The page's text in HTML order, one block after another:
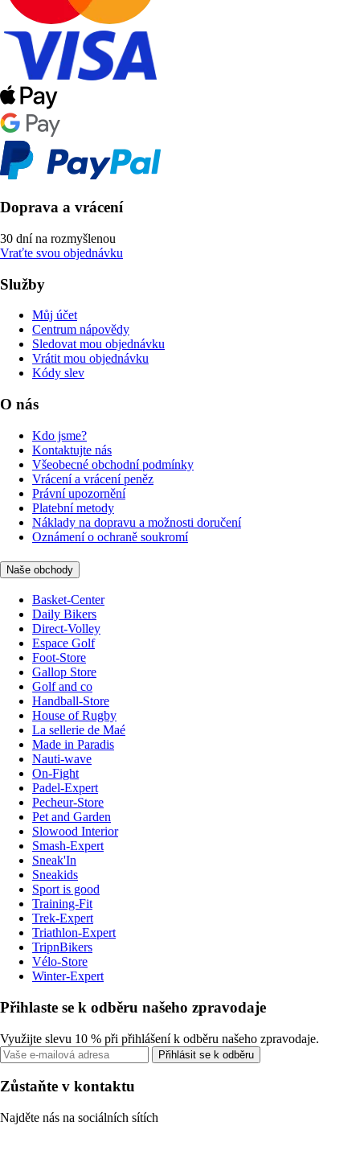
Doprava a vrácení
30 dní na rozmyšlenou
Vraťte svou objednávku
Služby
Můj účet
Centrum nápovědy
Sledovat mou objednávku
Vrátit mou objednávku
Kódy slev
O nás
Kdo jsme?
Kontaktujte nás
Všeobecné obchodní podmínky
Vrácení a vrácení peněz
Právní upozornění
Platební metody
Náklady na dopravu a možnosti doručení
Oznámení o ochraně soukromí
Naše obchody
Basket-Center
Daily Bikers
Direct-Volley
Espace Golf
Foot-Store
Gallop Store
Golf and co
Handball-Store
House of Rugby
La sellerie de Maé
Made in Paradis
Nauti-wave
On-Fight
Padel-Expert
Pecheur-Store
Pet and Garden
Slowood Interior
Smash-Expert
Sneak'In
Sneakids
Sport is good
Training-Fit
Trek-Expert
Triathlon-Expert
TripnBikers
Vélo-Store
Winter-Expert
Přihlaste se k odběru našeho zpravodaje
Využijte slevu 10 % při přihlášení k odběru našeho zpravodaje.
Přihlásit se k odběru
Zůstaňte v kontaktu
Najděte nás na sociálních sítích